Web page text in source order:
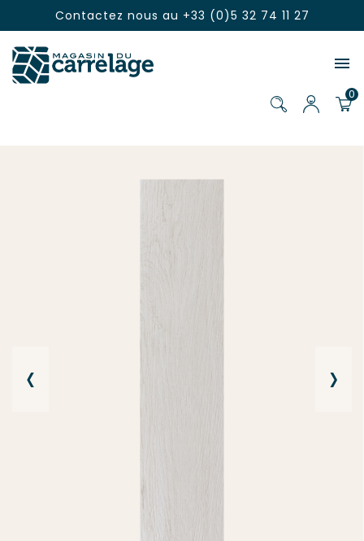
Contactez nous au +33 (0)5 32 74 11 27

0
‹ ›